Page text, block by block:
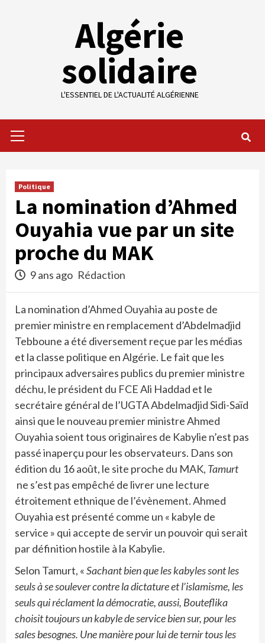
Algérie
solidaire
L'ESSENTIEL DE L'ACTUALITÉ ALGÉRIENNE
Menu
Politique
La nomination d’Ahmed
Ouyahia vue par un site
proche du MAK
9 ans ago Rédaction
La nomination d’Ahmed Ouyahia au poste de
premier ministre en remplacement d’Abdelmadjid
Tebboune a été diversement reçue par les médias
et la classe politique en Algérie. Le fait que les
principaux adversaires publics du premier ministre
déchu, le président du FCE Ali Haddad et le
secrétaire général de l’UGTA Abdelmadjid Sidi-Saïd
ainsi que le nouveau premier ministre Ahmed
Ouyahia soient tous originaires de Kabylie n’est pas
passé inaperçu pour les observateurs. Dans son
édition du 16 août, le site proche du MAK, Tamurt
ne s’est pas empêché de livrer une lecture
étroitement ethnique de l’évènement. Ahmed
Ouyahia est présenté comme un « kabyle de
service » qui accepte de servir un pouvoir qui serait
par définition hostile à la Kabylie.
Selon Tamurt, «Sachant bien que les kabyles sont les
seuls à se soulever contre la dictature et l’islamisme, les
seuls qui réclament la démocratie, aussi, Bouteflika
choisit toujours un kabyle de service bien sur, pour les
sales besognes. Une manière pour lui de ternir tous les